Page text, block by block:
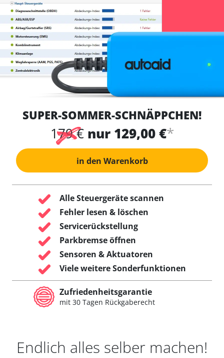
SUPER-SOMMER-SCHNÄPPCHEN!
179 € nur 129,00 €*
in den Warenkorb
Alle Steuergeräte scannen
Fehler lesen & löschen
Servicerückstellung
Parkbremse öffnen
Sensoren & Aktuatoren
Viele weitere Sonderfunktionen
Zufriedenheitsgarantie
mit 30 Tagen Rückgaberecht
Endlich alles selber machen!